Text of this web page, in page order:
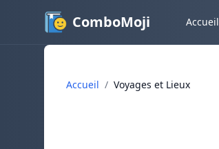
ComboMoji Accueil
Accueil / Voyages et Lieux